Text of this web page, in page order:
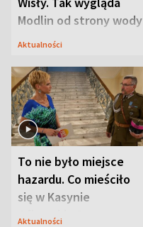
Modlin od strony wody
Aktualności
To nie było miejsce
hazardu. Co mieściło
się w Kasynie
Oficerskim?
Aktualności